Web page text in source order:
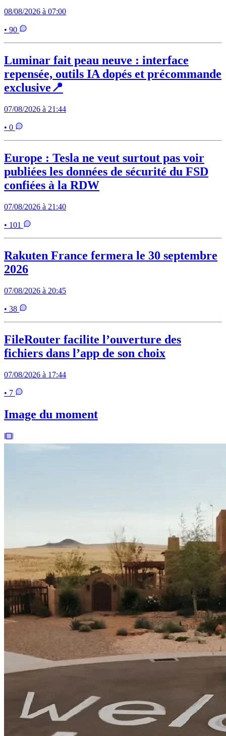
08/08/2026 à 07:00
• 90
Luminar fait peau neuve : interface
repensée, outils IA dopés et précommande
exclusive📍
07/08/2026 à 21:44
• 0
Europe : Tesla ne veut surtout pas voir
publiées les données de sécurité du FSD
confiées à la RDW
07/08/2026 à 21:40
• 101
Rakuten France fermera le 30 septembre
2026
07/08/2026 à 20:45
• 38
FileRouter facilite l’ouverture des
fichiers dans l’app de son choix
07/08/2026 à 17:44
• 7
Image du moment